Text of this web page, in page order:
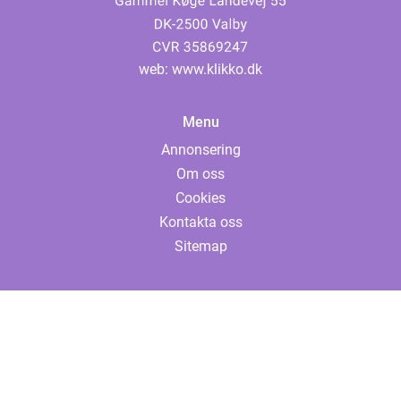
web: www.klikko.dk
Menu
Annonsering
Om oss
Cookies
Kontakta oss
Sitemap